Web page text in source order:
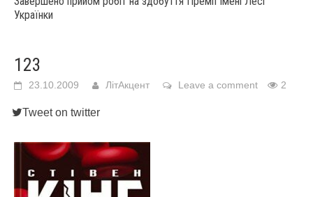
Українки
123
23.10.2009 ЛітАкцент Leave a comment 2
Tweet on twitter